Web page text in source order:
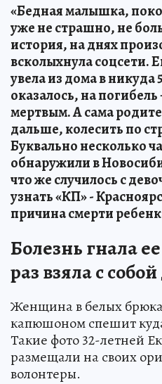
«Бедная малышка,
уже не страшно, не
история, на днях
всколыхнула соцсети.
увела из дома в
оказалось, на
мертвым. А сама
дальше, колесить по
Буквально несколько
обнаружили в
что же случилось с
узнать «КП» -
причина смерти
Болезнь гнала
раз взяла с
Женщина в белых
капюшоном спешит
Такие фото 32-летней
размещали на своих
волонтеры.